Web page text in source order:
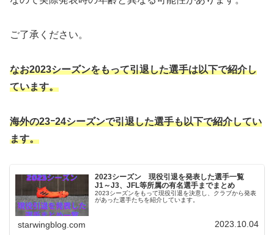
ご了承ください。
なお2023シーズンをもって引退した選手は以下で紹介し
ています。
海外の23ｰ24シーズンで引退した選手も以下で紹介してい
ます。
2023シーズン 現役引退を発表した選手一覧
J1～J3、JFL等所属の有名選手までまとめ
2023シーズンをもって現役引退を決意し、クラブから発表
があった選手たちを紹介しています。
starwingblog.com 2023.10.04